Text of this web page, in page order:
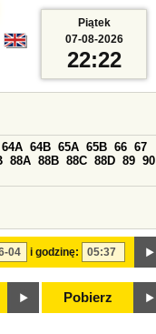
i godzinę:
64A 64B 65A 65B 66 67
88A 88B 88C 88D 89 90
Pobierz
Piątek
07-08-2026
22:22